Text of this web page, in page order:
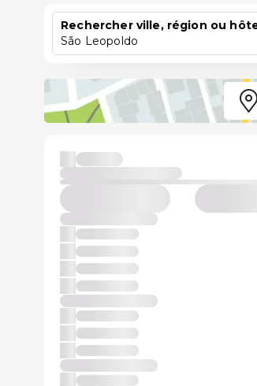
Rechercher ville, région ou
São Leopoldo